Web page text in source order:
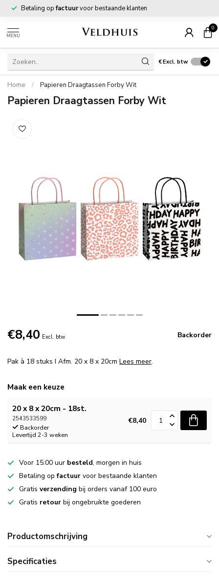
Betaling opfactuurvoor bestaande klanten
MENU
0
€Excl. btw
Home / Papieren Draagtassen Forby Wit
Papieren Draagtassen Forby Wit
€8,40 Excl. btw Backorder
Pak à 18 stuks I Afm. 20 x 8 x 20cm Lees meer.
Maak een keuze
20 x 8 x 20cm - 18st.
2543533599
Backorder
Levertijd 2-3 weken
€8,40
Voor 15:00 uur besteld, morgen in huis
Betaling opfactuur voor bestaande klanten
Gratis verzending bij orders vanaf 100 euro
Gratis retour bij ongebruikte goederen
Productomschrijving
Specificaties